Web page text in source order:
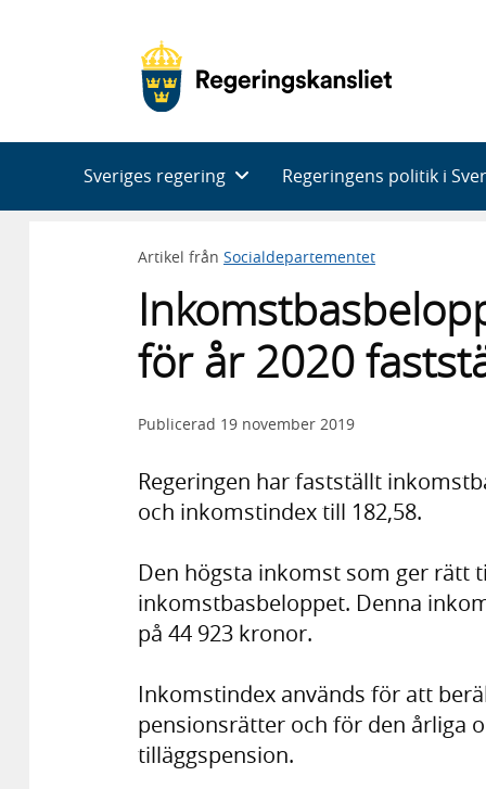
Sveriges regering Regeringens politik i
Artikel från Socialdepartementet
för år 2020
Publicerad 19 november 2019
Regeringen har fastställt
och inkomstindex till 182,58.
Den högsta inkomst som ger rätt
inkomstbasbeloppet. Denna
på 44 923 kronor.
Inkomstindex används för att
pensionsrätter och för den årliga
tilläggspension.